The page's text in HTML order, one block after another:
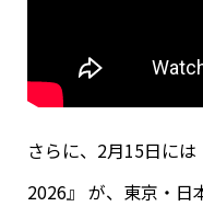
さらに、2月15日に
2026』 が、東京・日